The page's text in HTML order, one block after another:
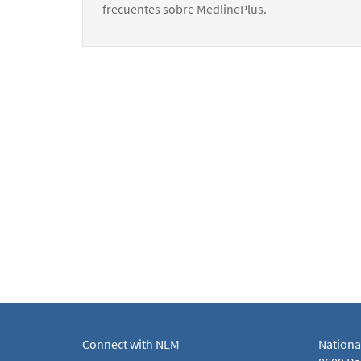
frecuentes sobre MedlinePlus.
Connect with NLM